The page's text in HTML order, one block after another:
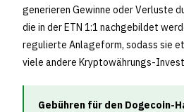
generieren Gewinne oder Verluste
die in der ETN 1:1 nachgebildet
regulierte Anlageform, sodass sie
viele andere Kryptowährungs-
Gebühren für den Dogecoin-